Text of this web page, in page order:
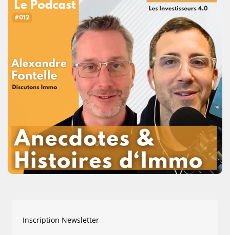
Inscription Newsletter